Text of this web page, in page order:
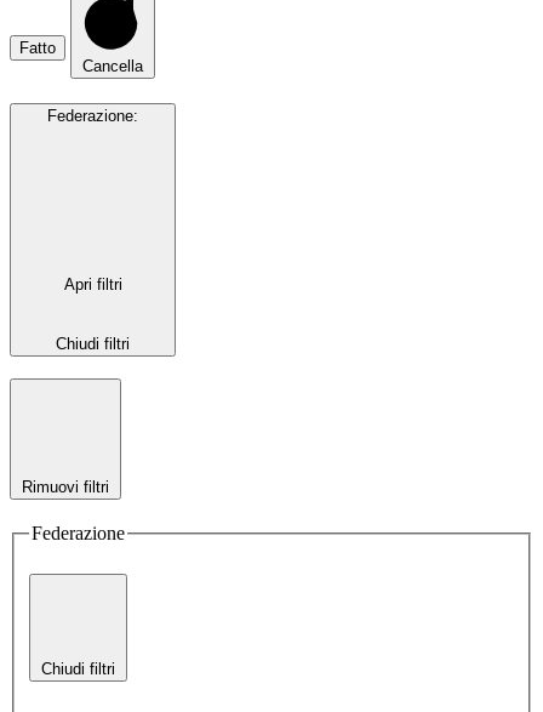
Fatto
Cancella
Federazione:
Apri filtri
Chiudi filtri
Rimuovi filtri
Federazione
Chiudi filtri